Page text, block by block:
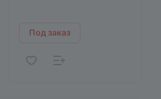
Под заказ